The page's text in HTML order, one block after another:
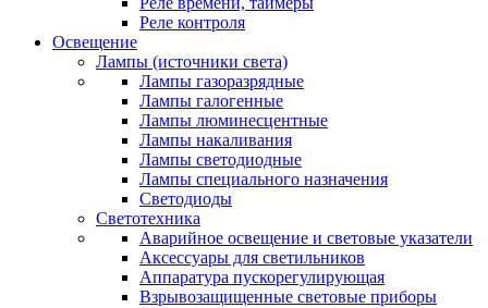
Реле контроля
Освещение
Лампы (источники света)
Лампы газоразрядные
Лампы галогенные
Лампы люминесцентные
Лампы накаливания
Лампы светодиодные
Лампы специального назначения
Светодиоды
Светотехника
Аварийное освещение и световые указатели
Аксессуары для светильников
Аппаратура пускорегулирующая
Взрывозащищенные световые приборы